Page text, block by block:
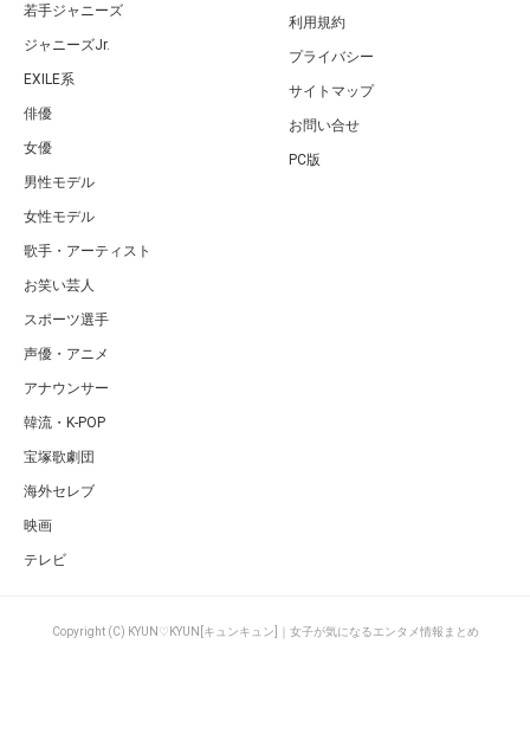
若手ジャニーズ
ジャニーズJr.
EXILE系
俳優
女優
男性モデル
女性モデル
歌手・アーティスト
お笑い芸人
スポーツ選手
声優・アニメ
アナウンサー
韓流・K-POP
宝塚歌劇団
海外セレブ
映画
テレビ
利用規約
プライバシー
サイトマップ
お問い合せ
PC版
Copyright (C) KYUN♡KYUN[キュンキュン]｜女子が気になるエンタメ情報まとめ